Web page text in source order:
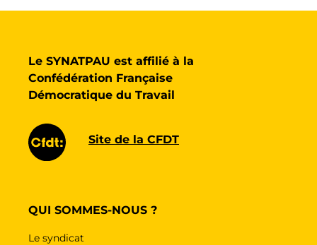
Le SYNATPAU est affilié à la
Confédération Française
Démocratique du Travail
Site de la CFDT
QUI SOMMES-NOUS ?
Le syndicat